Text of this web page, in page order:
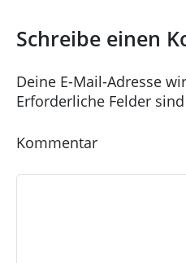
Schreibe einen
Deine E-Mail-Adresse
Erforderliche Felder
Kommentar